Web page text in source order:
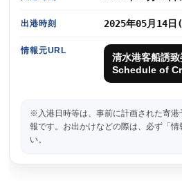
出港時刻 2025年05月14
情報元URL
清水港客船誘
Schedule of
※入港日時等は、事前に計画された寄港
報です。お出かけなどの際は、必ず「
い。